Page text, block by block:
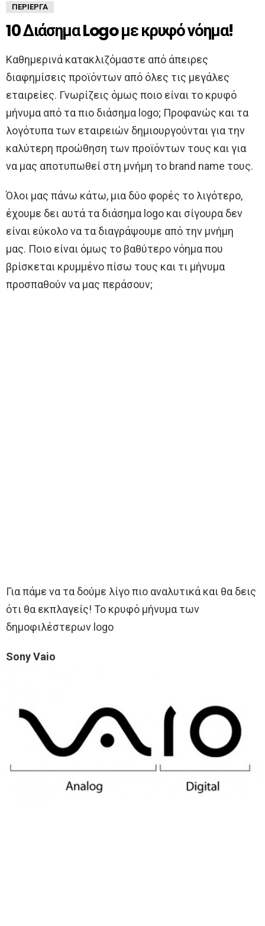
ΠΕΡΊΕΡΓΑ
10 Διάσημα Logo με κρυφό νόημα!
Καθημερινά κατακλιζόμαστε από άπειρες
διαφημίσεις προϊόντων από όλες τις μεγάλες
εταιρείες. Γνωρίζεις όμως ποιο είναι το κρυφό
μήνυμα από τα πιο διάσημα logo; Προφανώς και τα
λογότυπα των εταιρειών δημιουργούνται για την
καλύτερη προώθηση των προϊόντων τους και για
να μας αποτυπωθεί στη μνήμη το brand name τους.
Όλοι μας πάνω κάτω, μια δύο φορές το λιγότερο,
έχουμε δει αυτά τα διάσημα logo και σίγουρα δεν
είναι εύκολο να τα διαγράψουμε από την μνήμη
μας. Ποιο είναι όμως το βαθύτερο νόημα που
βρίσκεται κρυμμένο πίσω τους και τι μήνυμα
προσπαθούν να μας περάσουν;
Για πάμε να τα δούμε λίγο πιο αναλυτικά και θα δεις
ότι θα εκπλαγείς! Το κρυφό μήνυμα των
δημοφιλέστερων logo
Sony Vaio